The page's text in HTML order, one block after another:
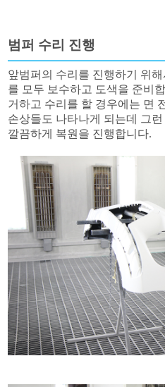
범퍼 수리 진행
앞범퍼의 수리를 진행하기 위
를 모두 보수하고 도색을 준비
거하고 수리를 할 경우에는 면
손상들도 나타나게 되는데 그
깔끔하게 복원을 진행합니다.